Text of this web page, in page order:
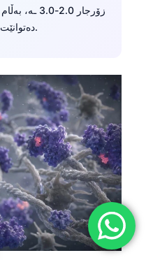
دەتوانێت ئامانجێکی بەرزتر پێویست بکات.